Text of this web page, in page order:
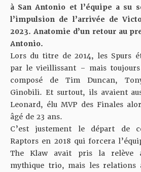
à San Antonio et l’équipe a su
l’impulsion de l’arrivée de
2023. Anatomie d’un retour au
Antonio.
Lors du titre de 2014, les Spurs
par le vieillissant – mais
composé de Tim Duncan,
Ginobili. Et surtout, ils avaient
Leonard, élu MVP des Finales
âgé de 23 ans.
C’est justement le départ de
Raptors en 2018 qui forcera
The Klaw avait pris la relève
mythique trio, mais les relations